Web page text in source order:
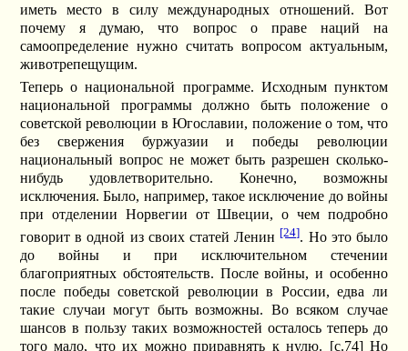
иметь место в силу международных отношений. Вот
почему я думаю, что вопрос о праве наций на
самоопределение нужно считать вопросом актуальным,
животрепещущим.
Теперь о национальной программе. Исходным пунктом
национальной программы должно быть положение о
советской революции в Югославии, положение о том, что
без свержения буржуазии и победы революции
национальный вопрос не может быть разрешен сколько-
нибудь удовлетворительно. Конечно, возможны
исключения. Было, например, такое исключение до войны
при отделении Норвегии от Швеции, о чем подробно
говорит в одной из своих статей Ленин [24]. Но это было
до войны и при исключительном стечении
благоприятных обстоятельств. После войны, и особенно
после победы советской революции в России, едва ли
такие случаи могут быть возможны. Во всяком случае
шансов в пользу таких возможностей осталось теперь до
того мало, что их можно приравнять к нулю. [c.74] Но